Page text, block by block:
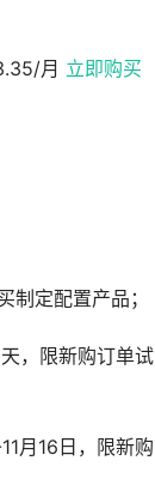
月 立即购买
制定配置产品；
，限新购订单试
月16日，限新购